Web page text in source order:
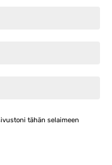
tähän selaimeen